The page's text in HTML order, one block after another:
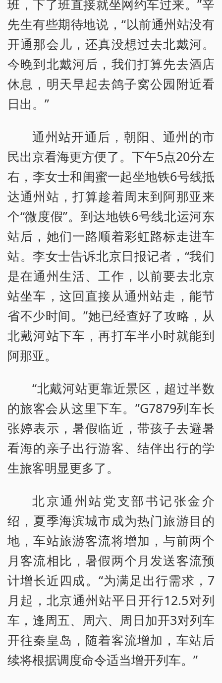
班，下了班直接就坐网约车过来。”辛
先生有些期待地说，“以前通州站没有
开通那会儿，还真没想过去北戴河。
今晚到北戴河后，我们打算先去酒店
休息，明天早起去鸽子窝公园附近看
日出。”
通州站开通后，朝阳、通州的市
民出京看海更方便了。下午5点20分左
右，李女士和闺蜜一起坐地铁6号线抵
达通州站，打算趁着周末到阿那亚来
个“微度假”。到达地铁6号线北运河东
站后，她们一路顺着彩虹路标走进车
站。李女士告诉北京日报记者，“我们
是在通州生活、工作，以前要去北京
站坐车，这回直接从通州站走，能节
省不少时间。”她已经查好了攻略，从
北戴河站下车，再打车半小时就能到
阿那亚。
“北戴河站更靠近景区，超过半数
的旅客会从这里下车。”G7879列车长
张婷表示，暑假临近，带孩子去避暑
看海的亲子出行游客、结伴出行的学
生旅客明显更多了。
北京通州站党支部书记张金介
绍，夏季海滨城市成为热门旅游目的
地，车站旅游客流将增加，与前两个
月客流相比，暑假两个月发送客流预
计增长近四成。“为满足出行需求，7
月起，北京通州站平日开行12.5对列
车，逢周五、周六、周日加开3对列车
开往秦皇岛，随着客流增加，车站后
续将根据调度命令适当增开列车。”